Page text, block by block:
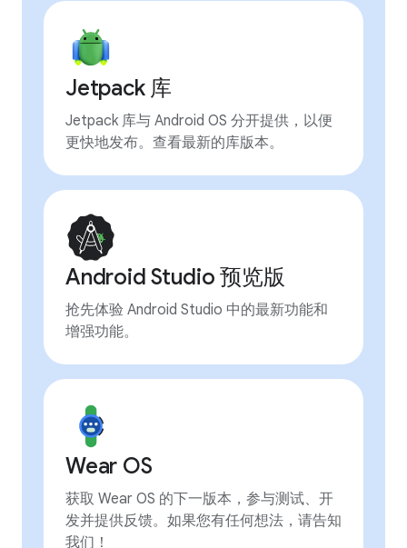
Jetpack 库
Jetpack 库与 Android OS 分开提供，以便
更快地发布。查看最新的库版本。
Android Studio 预览版
抢先体验 Android Studio 中的最新功能和
增强功能。
Wear OS
获取 Wear OS 的下一版本，参与测试、开
发并提供反馈。如果您有任何想法，请告知
我们！